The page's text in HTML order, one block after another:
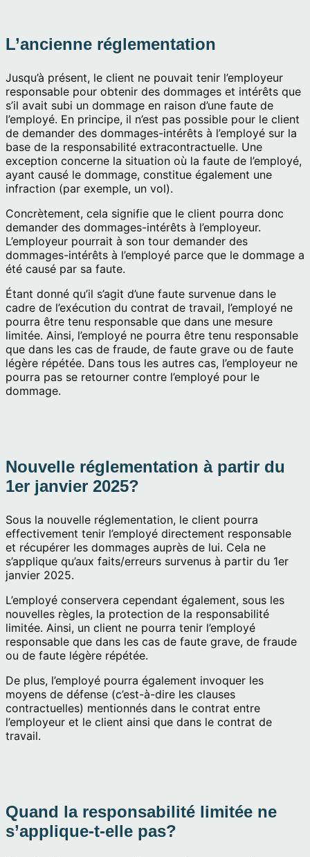
L’ancienne réglementation
Jusqu’à présent, le client ne pouvait tenir l’employeur
responsable pour obtenir des dommages et intérêts que
s’il avait subi un dommage en raison d’une faute de
l’employé. En principe, il n’est pas possible pour le client
de demander des dommages-intérêts à l’employé sur la
base de la responsabilité extracontractuelle. Une
exception concerne la situation où la faute de l’employé,
ayant causé le dommage, constitue également une
infraction (par exemple, un vol).
Concrètement, cela signifie que le client pourra donc
demander des dommages-intérêts à l’employeur.
L’employeur pourrait à son tour demander des
dommages-intérêts à l’employé parce que le dommage a
été causé par sa faute.
Étant donné qu’il s’agit d’une faute survenue dans le
cadre de l’exécution du contrat de travail, l’employé ne
pourra être tenu responsable que dans une mesure
limitée. Ainsi, l’employé ne pourra être tenu responsable
que dans les cas de fraude, de faute grave ou de faute
légère répétée. Dans tous les autres cas, l’employeur ne
pourra pas se retourner contre l’employé pour le
dommage.
Nouvelle réglementation à partir du
1er janvier 2025?
Sous la nouvelle réglementation, le client pourra
effectivement tenir l’employé directement responsable
et récupérer les dommages auprès de lui. Cela ne
s’applique qu’aux faits/erreurs survenus à partir du 1er
janvier 2025.
L’employé conservera cependant également, sous les
nouvelles règles, la protection de la responsabilité
limitée. Ainsi, un client ne pourra tenir l’employé
responsable que dans les cas de faute grave, de fraude
ou de faute légère répétée.
De plus, l’employé pourra également invoquer les
moyens de défense (c’est-à-dire les clauses
contractuelles) mentionnés dans le contrat entre
l’employeur et le client ainsi que dans le contrat de
travail.
Quand la responsabilité limitée ne
s’applique-t-elle pas?